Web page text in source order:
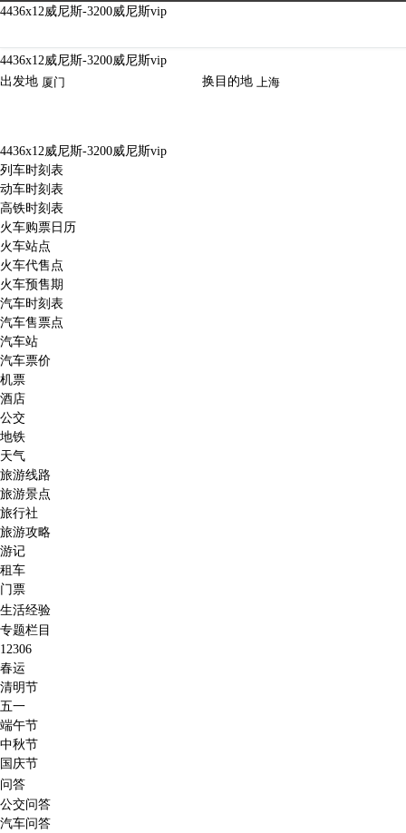
旅游-4436x12威尼斯
4436x12威尼斯-3200威尼斯vip
4436x12威尼斯-3200威尼斯vip
出发地
换 目的地
4436x12威尼斯-3200威尼斯vip
列车时刻表
动车时刻表
高铁时刻表
火车购票日历
火车站点
火车代售点
火车预售期
汽车时刻表
汽车售票点
汽车站
汽车票价
机票
酒店
公交
地铁
天气
旅游线路
旅游景点
旅行社
旅游攻略
游记
租车
门票
生活经验
专题栏目
12306
春运
清明节
五一
端午节
中秋节
国庆节
问答
公交问答
汽车问答